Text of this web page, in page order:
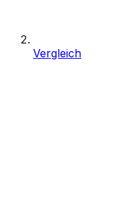
Vergleich